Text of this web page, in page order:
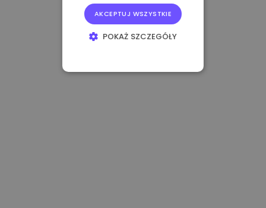
AKCEPTUJ WSZYSTKIE
POKAŻ SZCZEGÓŁY